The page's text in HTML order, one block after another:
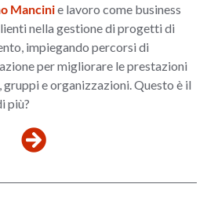
Mancinie lavoro come business
nella gestione di progetti di
impiegando percorsi di
per migliorare le prestazioni
e organizzazioni. Questo è il
più?